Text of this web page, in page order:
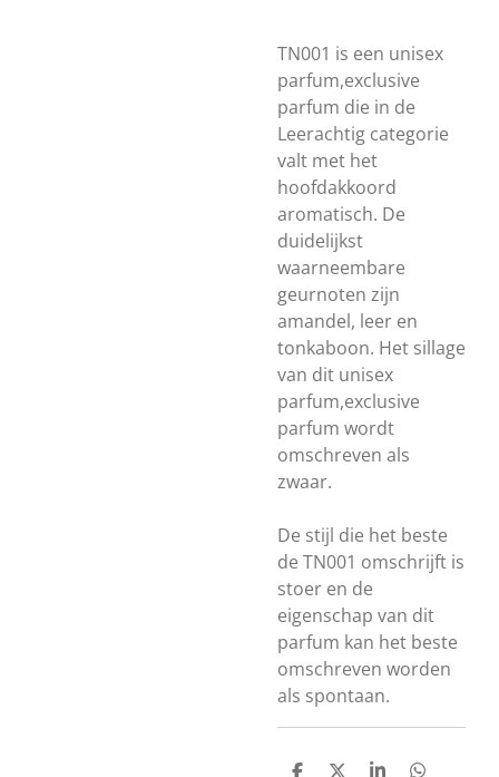
TN001 is een unisex
parfum,exclusive
parfum die in de
Leerachtig categorie
valt met het
hoofdakkoord
aromatisch. De
duidelijkst
waarneembare
geurnoten zijn
amandel, leer en
tonkaboon. Het sillage
van dit unisex
parfum,exclusive
parfum wordt
omschreven als
zwaar.
De stijl die het beste
de TN001 omschrijft is
stoer en de
eigenschap van dit
parfum kan het beste
omschreven worden
als spontaan.